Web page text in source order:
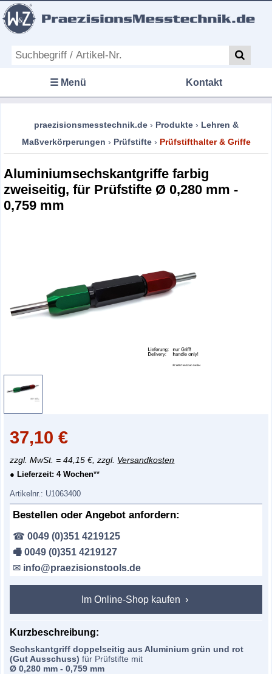
☰ Menü Kontakt
praezisionsmesstechnik.de › Produkte › Lehren &
Maßverkörperungen › Prüfstifte › Prüfstifthalter & Griffe
Aluminiumsechskantgriffe farbig
zweiseitig, für Prüfstifte Ø 0,280 mm -
0,759 mm
37,10€
zzgl. MwSt. = 44,15 €, zzgl. Versandkosten
● Lieferzeit:4 Wochen**
Artikelnr.: U1063400
Bestellen oder Angebot anfordern:
☎0049 (0)351 4219125
🖷 0049 (0)351 4219127
✉ info@praezisionstools.de
Im Online-Shop kaufen
Kurzbeschreibung:
Sechskantgriff doppelseitig aus Aluminium grün und rot
(Gut Ausschuss) für Prüfstifte mit
Ø 0,280 mm - 0,759 mm